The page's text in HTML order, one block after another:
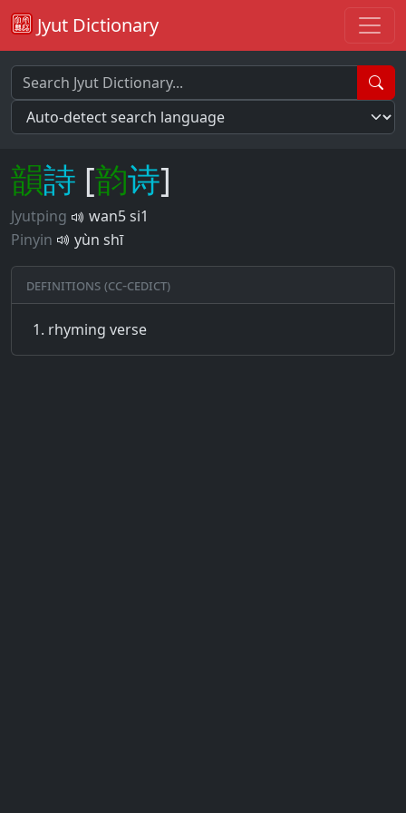
Jyut Dictionary
韻詩 [韵诗]
Jyutping
wan5 si1
Pinyin
yùn shī
Definitions (CC-CEDICT)
rhyming verse